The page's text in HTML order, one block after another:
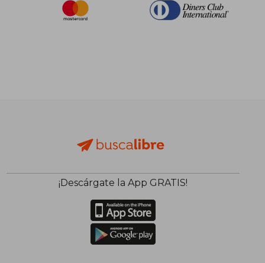
¡Descárgate la App GRATIS!